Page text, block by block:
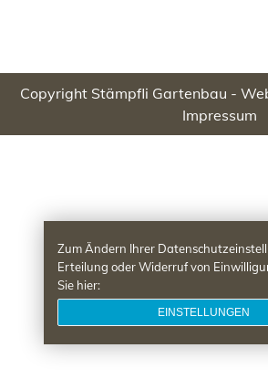
Copyright Stämpfli Gartenbau -
Impressum
Zum Ändern Ihrer
Erteilung oder Widerruf von
Sie hier:
EINSTELLUNGEN